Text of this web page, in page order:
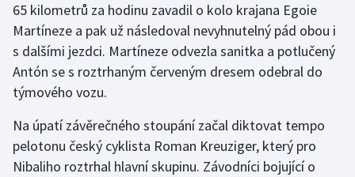
Judo
Krasobruslení
Lezení
Lyže a snowboard
Moderní pětiboj
65 kilometrů za hodinu zavadil o kolo krajana Egoie
Martíneze a pak už následoval nevyhnutelný pád obou i
s dalšími jezdci. Martíneze odvezla sanitka a potlučený
Antón se s roztrhaným červeným dresem odebral do
týmového vozu.
Na úpatí závěrečného stoupání začal diktovat tempo
pelotonu český cyklista Roman Kreuziger, který pro
Nibaliho roztrhal hlavní skupinu. Závodníci bojující o